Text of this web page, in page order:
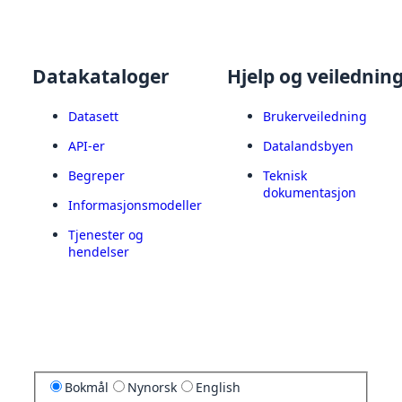
Datakataloger
Datasett
API-er
Begreper
Informasjonsmodeller
Tjenester og
hendelser
Hjelp og
Brukerveiledning
Datalandsbyen
Teknisk
dokumentasjon
Bokmål Nynorsk English